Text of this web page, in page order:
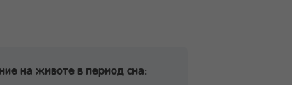
на животе в период сна: